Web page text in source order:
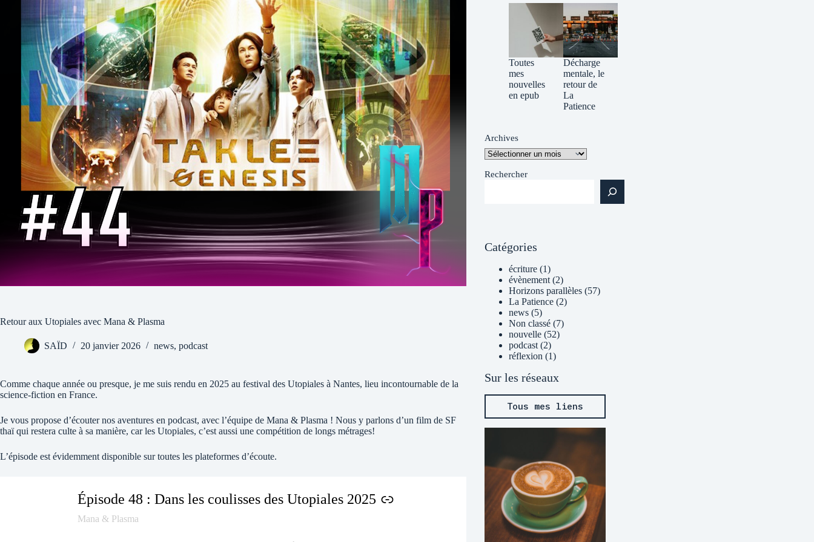
Retour aux Utopiales avec Mana & Plasma
SAÏD 20 janvier 2026 news, podcast
Comme chaque année ou presque, je me suis rendu en 2025 au festival des Utopiales à Nantes, lieu incontournable de la
science-fiction en France.
Je vous propose d’écouter nos aventures en podcast, avec l’équipe de Mana & Plasma ! Nous y parlons d’un film de SF
thaï qui restera culte à sa manière, car les Utopiales, c’est aussi une compétition de longs métrages!
L’épisode est évidemment disponible sur toutes les plateformes d’écoute.
Épisode 48 : Dans les coulisses des Utopiales 2025
–
Mana & Plasma
Toutes
mes
nouvelles
en epub
Décharge
mentale, le
retour de
La
Patience
Archives
Rechercher
Catégories
écriture (1)
évènement (2)
Horizons parallèles (57)
La Patience (2)
news (5)
Non classé (7)
nouvelle (52)
podcast (2)
réflexion (1)
Sur les réseaux
Tous mes liens